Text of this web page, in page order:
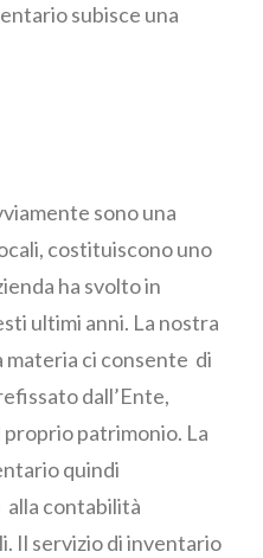
subisce una
sono una
costituiscono uno
ha svolto in
ultimi anni. La nostra
materia ci consente di
dall’Ente,
patrimonio. La
quindi
alla contabilità
Il servizio di inventario